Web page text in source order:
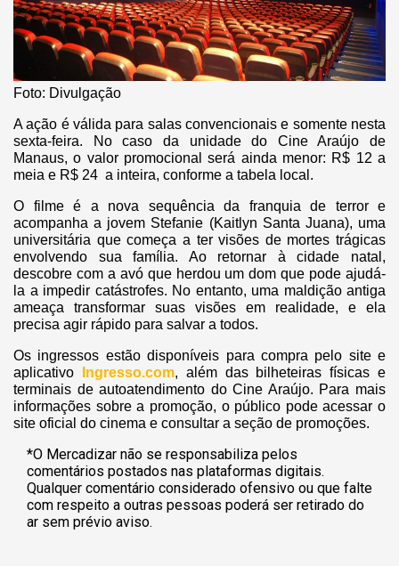
Foto: Divulgação
A ação é válida para salas convencionais e somente nesta
sexta-feira. No caso da unidade do Cine Araújo de
Manaus, o valor promocional será ainda menor: R$ 12 a
meia e R$ 24 a inteira, conforme a tabela local.
O filme é a nova sequência da franquia de terror e
acompanha a jovem Stefanie (Kaitlyn Santa Juana), uma
universitária que começa a ter visões de mortes trágicas
envolvendo sua família. Ao retornar à cidade natal,
descobre com a avó que herdou um dom que pode ajudá-
la a impedir catástrofes. No entanto, uma maldição antiga
ameaça transformar suas visões em realidade, e ela
precisa agir rápido para salvar a todos.
Os ingressos estão disponíveis para compra pelo site e
aplicativo
Ingresso.com, além das bilheteiras físicas e
terminais de autoatendimento do Cine Araújo. Para mais
informações sobre a promoção, o público pode acessar o
site oficial do cinema e consultar a seção de promoções.
*O Mercadizar não se responsabiliza pelos
comentários postados nas plataformas digitais.
Qualquer comentário considerado ofensivo ou que falte
com respeito a outras pessoas poderá ser retirado do
ar sem prévio aviso.